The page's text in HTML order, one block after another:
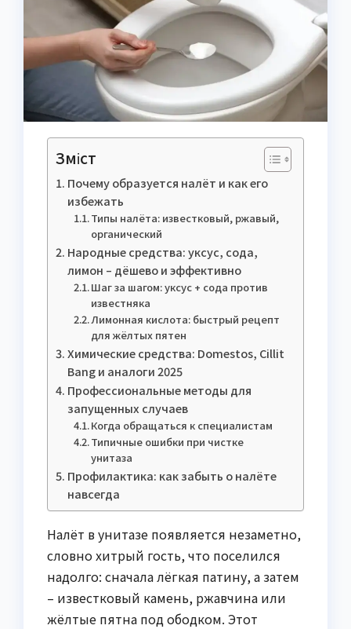
Зміст
Почему образуется налёт и как его
избежать
Типы налёта: известковый, ржавый,
органический
Народные средства: уксус, сода,
лимон – дёшево и эффективно
Шаг за шагом: уксус + сода против
известняка
Лимонная кислота: быстрый рецепт
для жёлтых пятен
Химические средства: Domestos, Cillit
Bang и аналоги 2025
Профессиональные методы для
запущенных случаев
Когда обращаться к специалистам
Типичные ошибки при чистке
унитаза
Профилактика: как забыть о налёте
навсегда
Налёт в унитазе появляется незаметно,
словно хитрый гость, что поселился
надолго: сначала лёгкая патину, а затем
– известковый камень, ржавчина или
жёлтые пятна под ободком. Этот